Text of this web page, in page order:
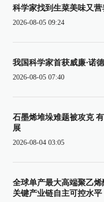
科学家找到生菜美味又
2026-08-05 09:24
我国科学家首获威廉·诺
2026-08-05 07:40
石墨烯堆垛难题被攻克
展
2026-08-04 03:05
全球单产最大高端聚乙
关键产业链自主可控水平